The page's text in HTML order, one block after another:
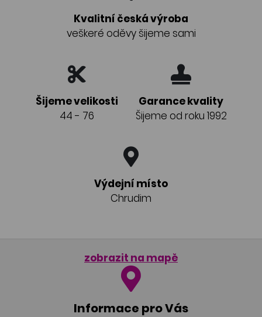
Kvalitní česká výroba
veškeré oděvy šijeme sami
Šijeme velikosti
44 - 76
Garance kvality
Šijeme od roku 1992
Výdejní místo
Chrudim
zobrazit na mapě
Informace pro Vás